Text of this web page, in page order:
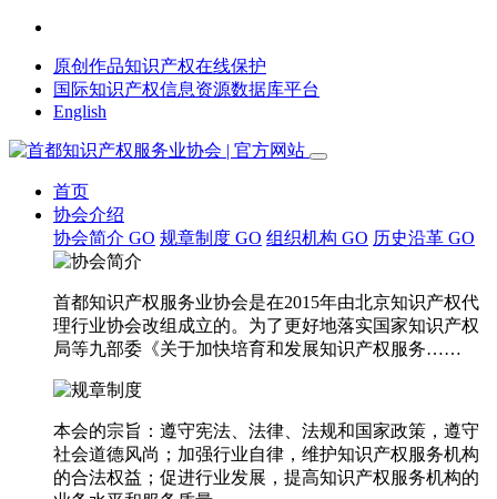
原创作品知识产权在线保护
国际知识产权信息资源数据库平台
English
首页
协会介绍
协会简介 GO 规章制度 GO 组织机构 GO 历史沿革 GO
首都知识产权服务业协会是在2015年由北京知识产权代
理行业协会改组成立的。为了更好地落实国家知识产权
局等九部委《关于加快培育和发展知识产权服务……
本会的宗旨：遵守宪法、法律、法规和国家政策，遵守
社会道德风尚；加强行业自律，维护知识产权服务机构
的合法权益；促进行业发展，提高知识产权服务机构的